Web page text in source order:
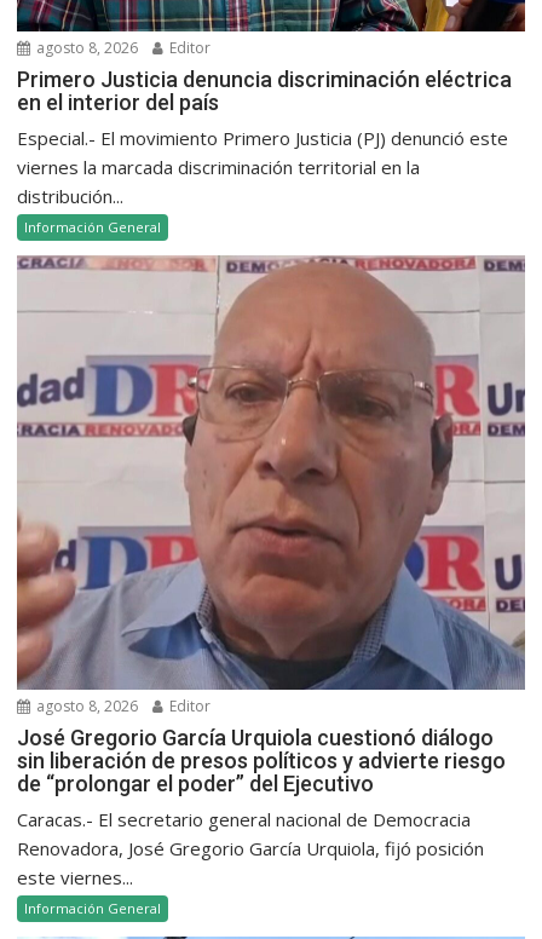
agosto 8, 2026 Editor
Primero Justicia denuncia discriminación eléctrica
en el interior del país
Especial.- El movimiento Primero Justicia (PJ) denunció este
viernes la marcada discriminación territorial en la
distribución...
Información General
agosto 8, 2026 Editor
José Gregorio García Urquiola cuestionó diálogo
sin liberación de presos políticos y advierte riesgo
de “prolongar el poder” del Ejecutivo
Caracas.- El secretario general nacional de Democracia
Renovadora, José Gregorio García Urquiola, fijó posición
este viernes...
Información General